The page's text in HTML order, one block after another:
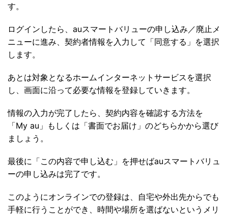
す。
ログインしたら、auスマートバリューの申し込み／廃止メ
ニューに進み、契約者情報を入力して「同意する」を選択
します。
あとは対象となるホームインターネットサービスを選択
し、画面に沿って必要な情報を登録していきます。
情報の入力が完了したら、契約内容を確認する方法を
「My au」もしくは「書面でお届け」のどちらかから選び
ましょう。
最後に「この内容で申し込む」を押せばauスマートバリュ
ーの申し込みは完了です。
このようにオンラインでの登録は、自宅や外出先からでも
手軽に行うことができ、時間や場所を選ばないというメリ